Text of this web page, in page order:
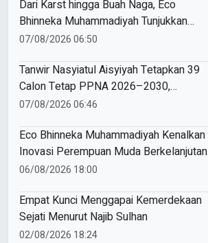
Dari Karst hingga Buah Naga, Eco
Bhinneka Muhammadiyah Tunjukkan
Kekuatan Potensi Lokal di Muktamar
07/08/2026 06:50
Tanwir Nasyiatul Aisyiyah Tetapkan 39
Calon Tetap PPNA 2026–2030,
Pemilihan Gunakan Sistem E-Voting
07/08/2026 06:46
Eco Bhinneka Muhammadiyah Kenalkan
Inovasi Perempuan Muda Berkelanjutan
di Muktamar Nasyiatul Aisyiyah
06/08/2026 18:00
Empat Kunci Menggapai Kemerdekaan
Sejati Menurut Najib Sulhan
02/08/2026 18:24